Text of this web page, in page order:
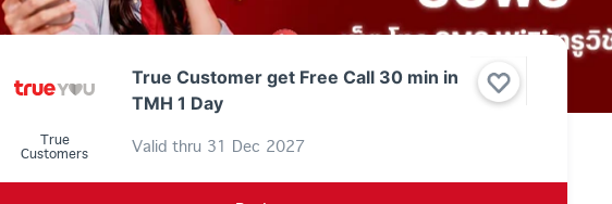
True Customer get Free Call 30 min in
TMH 1 Day
True
Customers Valid thru 31 Dec 2027